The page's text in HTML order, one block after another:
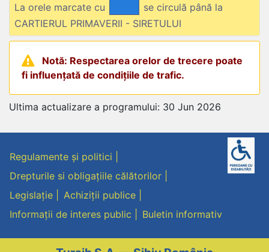
La orele marcate cu
se circulă până la
CARTIERUL PRIMAVERII - SIRETULUI
Notă: Respectarea orelor de trecere poate
fi influențată de condițiile de trafic.
Ultima actualizare a programului: 30 Jun 2026
Regulamente și politici
Drepturile si obligațiile călătorilor
Legislație
Achiziții publice
Informații de interes public
Buletin informativ